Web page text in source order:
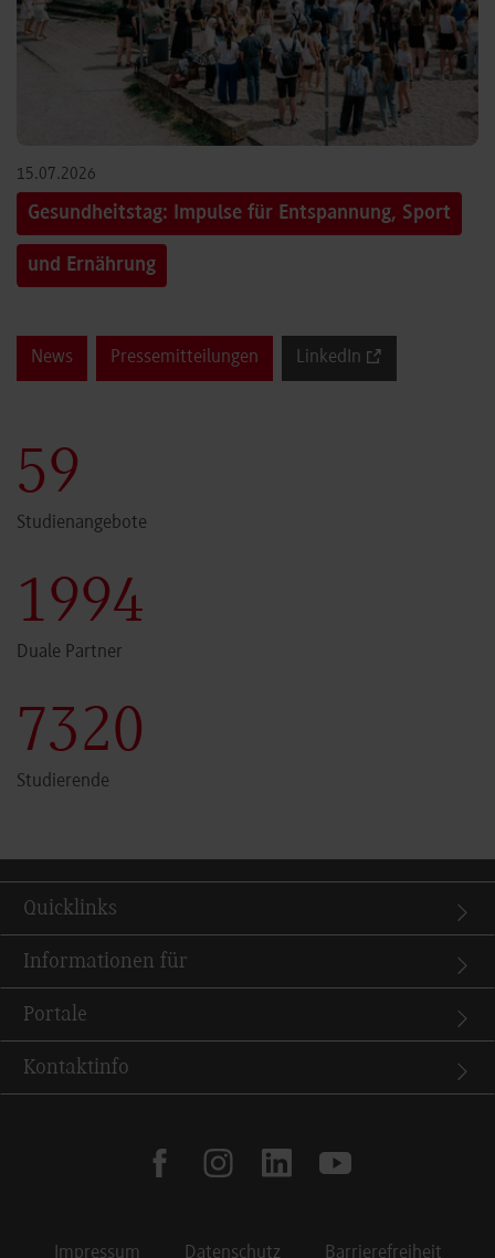
15.07.2026
Gesundheitstag: Impulse für Entspannung, Sport
und Ernährung
News Pressemitteilungen LinkedIn
60
Studienangebote
2000
Duale Partner
7341
Studierende
Quicklinks
Informationen für
Portale
Kontaktinfo
facebookinstagramlinkedin youtube